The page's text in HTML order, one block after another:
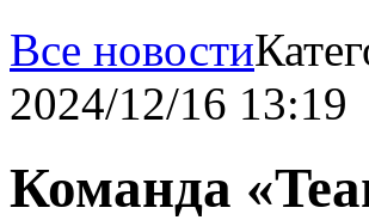
Все новости
2024/12/16 13:19
Команда